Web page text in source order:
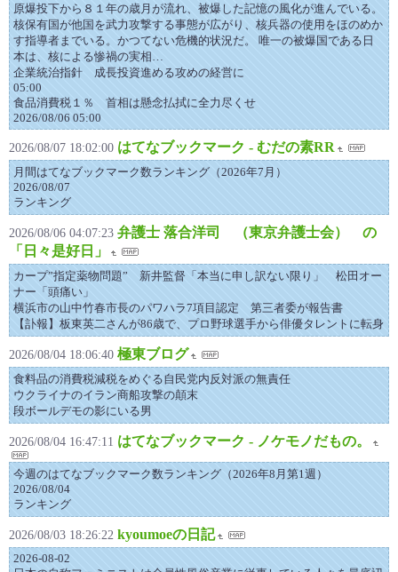
原爆投下から８１年の歳月が流れ、被爆した記憶の風化が進んでいる。
核保有国が他国を武力攻撃する事態が広がり、核兵器の使用をほのめか
す指導者までいる。かつてない危機的状況だ。 唯一の被爆国である日
本は、核による惨禍の実相…
企業統治指針 成長投資進める攻めの経営に
05:00
食品消費税１％ 首相は懸念払拭に全力尽くせ
2026/08/06 05:00
2026/08/07 18:02:00 はてなブックマーク - むだの素RR
月間はてなブックマーク数ランキング（2026年7月）
2026/08/07
ランキング
2026/08/06 04:07:23 弁護士 落合洋司 （東京弁護士会） の
「日々是好日」
カープ”指定薬物問題” 新井監督「本当に申し訳ない限り」 松田オー
ナー「頭痛い」
横浜市の山中竹春市長のパワハラ7項目認定 第三者委が報告書
【訃報】板東英二さんが86歳で、プロ野球選手から俳優タレントに転身
2026/08/04 18:06:40 極東ブログ
食料品の消費税減税をめぐる自民党内反対派の無責任
ウクライナのイラン商船攻撃の顛末
段ボールデモの影にいる男
2026/08/04 16:47:11 はてなブックマーク - ノケモノだもの。
今週のはてなブックマーク数ランキング（2026年8月第1週）
2026/08/04
ランキング
2026/08/03 18:26:22 kyoumoeの日記
2026-08-02